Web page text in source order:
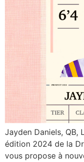
Jayden Daniels, QB,
édition 2024 de la
vous propose à